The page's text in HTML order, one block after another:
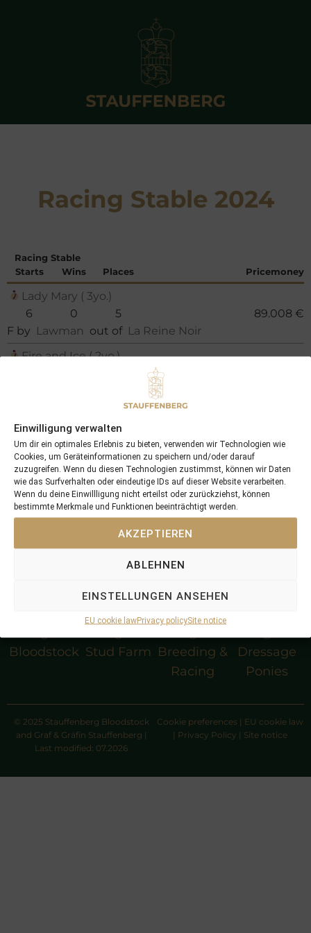
Einwilligung verwalten
Um dir ein optimales Erlebnis zu bieten, verwenden wir Technologien wie
Cookies, um Geräteinformationen zu speichern und/oder darauf
zuzugreifen. Wenn du diesen Technologien zustimmst, können wir Daten
wie das Surfverhalten oder eindeutige IDs auf dieser Website verarbeiten.
Wenn du deine Einwillligung nicht erteilst oder zurückziehst, können
bestimmte Merkmale und Funktionen beeinträchtigt werden.
AKZEPTIEREN
ABLEHNEN
EINSTELLUNGEN ANSEHEN
EU cookie lawPrivacy policySite notice
Racing Stable 2024
Racing Stable
Starts
Wins Places Pricemoney
Lady Mary ( 3yo.)
6
0 5
89.008 €
F by Lawman out of La Reine Noir
Fire and Ice ( 2yo.)
Frangipani
6
0 5
+49 (0) 2599 740536
+49 (0) 171 6507181
info@stauffenberg.com
Find us here
Bloodstock
Stauffenber
Stud Farm
Stauffenber
Breeding &
Racing
Dressage
Ponies
© 2025 Stauffenberg Bloodstock
and Graf & Gräfin Stauffenberg |
Last modified: 07.2026
Cookie preferences | EU cookie law
| Privacy Policy | Site notice